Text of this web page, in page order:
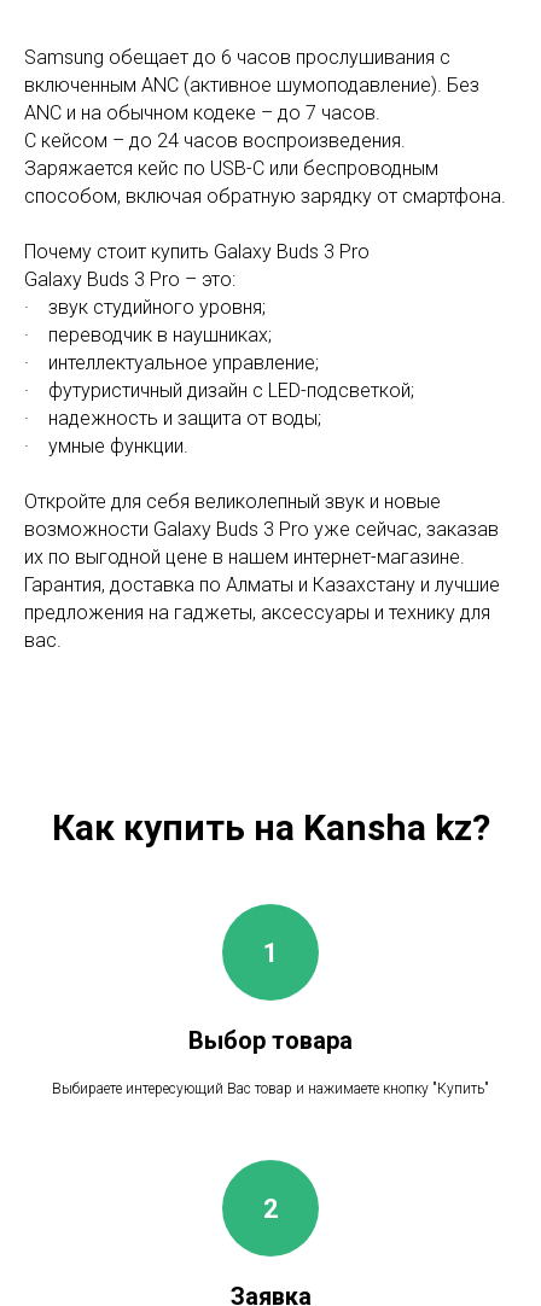
Samsung обещает до 6 часов прослушивания с
включенным ANC (активное шумоподавление). Без
ANC и на обычном кодеке – до 7 часов.
С кейсом – до 24 часов воспроизведения.
Заряжается кейс по USB-C или беспроводным
способом, включая обратную зарядку от смартфона.
Почему стоит купить Galaxy Buds 3 Pro
Galaxy Buds 3 Pro – это:
· звук студийного уровня;
· переводчик в наушниках;
· интеллектуальное управление;
· футуристичный дизайн с LED-подсветкой;
· надежность и защита от воды;
· умные функции.
Откройте для себя великолепный звук и новые
возможности Galaxy Buds 3 Pro уже сейчас, заказав
их по выгодной цене в нашем интернет-магазине.
Гарантия, доставка по Алматы и Казахстану и лучшие
предложения на гаджеты, аксессуары и технику для
вас.
Как купить на Kansha kz?
Выбор товара
Выбираете интересующий Вас товар и нажимаете кнопку "Купить"
Заявка